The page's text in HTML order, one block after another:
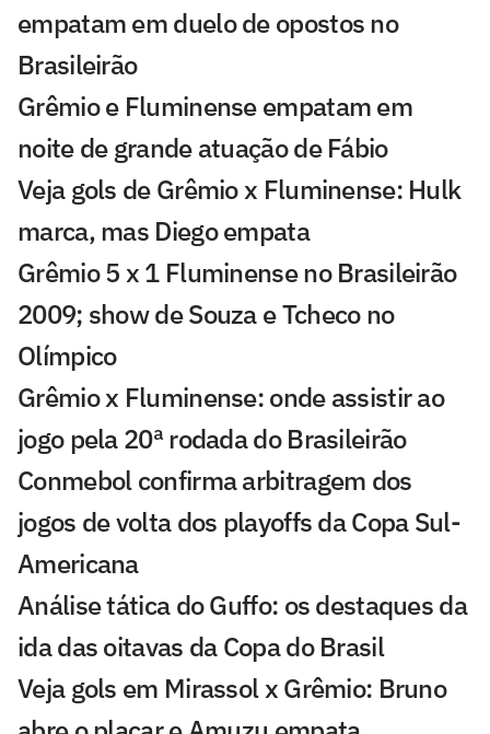
empatam em duelo de opostos no
Brasileirão
Grêmio e Fluminense empatam em
noite de grande atuação de Fábio
Veja gols de Grêmio x Fluminense: Hulk
marca, mas Diego empata
Grêmio 5 x 1 Fluminense no Brasileirão
2009; show de Souza e Tcheco no
Olímpico
Grêmio x Fluminense: onde assistir ao
jogo pela 20ª rodada do Brasileirão
Conmebol confirma arbitragem dos
jogos de volta dos playoffs da Copa Sul-
Americana
Análise tática do Guffo: os destaques da
ida das oitavas da Copa do Brasil
Veja gols em Mirassol x Grêmio: Bruno